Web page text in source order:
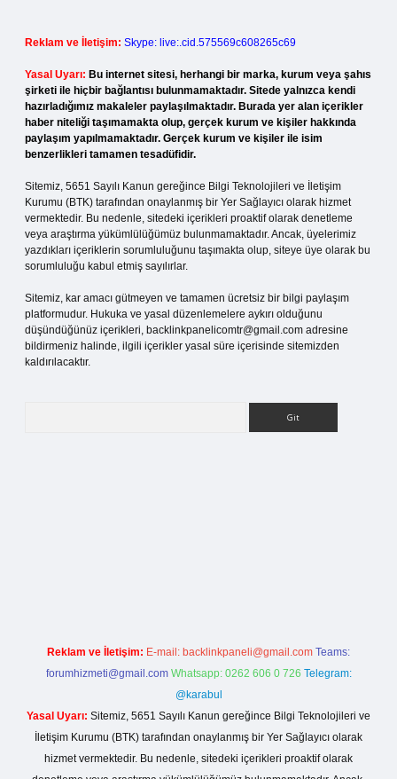
Reklam ve İletişim: Skype: live:.cid.575569c608265c69
Yasal Uyarı: Bu internet sitesi, herhangi bir marka, kurum veya şahıs
şirketi ile hiçbir bağlantısı bulunmamaktadır. Sitede yalnızca kendi
hazırladığımız makaleler paylaşılmaktadır. Burada yer alan içerikler
haber niteliği taşımamakta olup, gerçek kurum ve kişiler hakkında
paylaşım yapılmamaktadır. Gerçek kurum ve kişiler ile isim
benzerlikleri tamamen tesadüfidir.
Sitemiz, 5651 Sayılı Kanun gereğince Bilgi Teknolojileri ve İletişim
Kurumu (BTK) tarafından onaylanmış bir Yer Sağlayıcı olarak hizmet
vermektedir. Bu nedenle, sitedeki içerikleri proaktif olarak denetleme
veya araştırma yükümlülüğümüz bulunmamaktadır. Ancak, üyelerimiz
yazdıkları içeriklerin sorumluluğunu taşımakta olup, siteye üye olarak bu
sorumluluğu kabul etmiş sayılırlar.
Sitemiz, kar amacı gütmeyen ve tamamen ücretsiz bir bilgi paylaşım
platformudur. Hukuka ve yasal düzenlemelere aykırı olduğunu
düşündüğünüz içerikleri, backlinkpanelicomtr@gmail.com adresine
bildirmeniz halinde, ilgili içerikler yasal süre içerisinde sitemizden
kaldırılacaktır.
Reklam ve İletişim: E-mail: backlinkpaneli@gmail.com Teams:
forumhizmeti@gmail.com Whatsapp: 0262 606 0 726 Telegram:
@karabul
Yasal Uyarı: Sitemiz, 5651 Sayılı Kanun gereğince Bilgi Teknolojileri ve
İletişim Kurumu (BTK) tarafından onaylanmış bir Yer Sağlayıcı olarak
hizmet vermektedir. Bu nedenle, sitedeki içerikleri proaktif olarak